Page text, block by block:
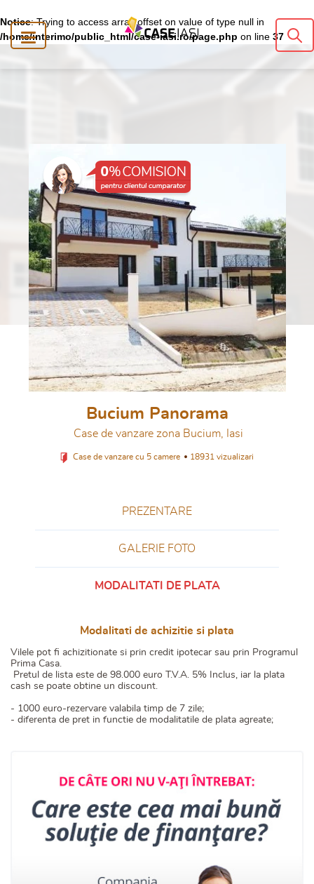
Notice: Trying to access array offset on value of type null in
/home/interimo/public_html/case-iasi.ro/page.php on line 37
Bucium Panorama
Case de vanzare zona Bucium, Iasi
Case de vanzare cu 5 camere 18931 vizualizari
PREZENTARE
GALERIE FOTO
MODALITATI DE PLATA
Modalitati de achizitie si plata
Vilele pot fi achizitionate si prin credit ipotecar sau prin Programul
Prima Casa.
Pretul de lista este de 98.000 euro T.V.A. 5% Inclus, iar la plata
cash se poate obtine un discount.
- 1000 euro-rezervare valabila timp de 7 zile;
- diferenta de pret in functie de modalitatile de plata agreate;